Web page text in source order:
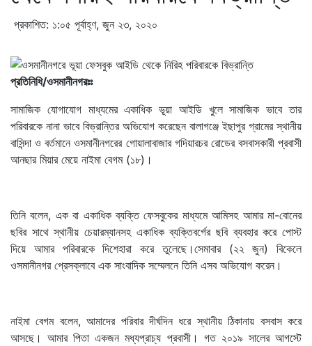
প্রকাশিত: ১:০৫ পূর্বাহ্ণ, জুন ২৩, ২০২০
প্রতিনিধি/ওসমানীনগরঃঃ
সামাজিক যোগাযোগ মাধ্যমের একাধিক ভূয়া আইডি খুলে সামাজিক ভাবে তার
পরিবারকে নানা ভাবে বিভ্রান্তির অভিযোগ করেছেন বালাগঞ্জে ইছাপুর গ্রামের স্থানীয়
বাসিন্দা ও বর্তমানে ওসমানীনগরের গোয়ালাবাজার গদিয়ারচর রোডের বসবাসকারী প্রবাসী
আনছার মিয়ার মেয়ে নাইমা বেগম (১৮)।
তিনি বলেন, এক বা একাধিক ব্যক্তি ফেসবুকের মাধ্যমে আমিসহ আমার মা-বোনের
ছবির সাথে স্থানীয় চেয়ারম্যানসহ একাধিক ব্যক্তিবর্গের ছবি ব্যবহার করে পোস্ট
দিয়ে আমার পরিবারকে দিশেহারা করে তুলেছে।সেমাবার (২২ জুন) বিকেলে
ওসমানীনগর প্রেসক্লাবে এক সাংবাদিক সম্মেলনে তিনি এসব অভিযোগ করেন।
নাইমা বেগম বলেন, আমাদের পরিবার দীর্ঘদিন ধরে স্থানীয় ঠিকানায় বসবাস করে
আসছে। আমার পিতা একজন মধ্যপ্রাচ্য প্রবাসী। গত ২০১৯ সালের আগস্টে